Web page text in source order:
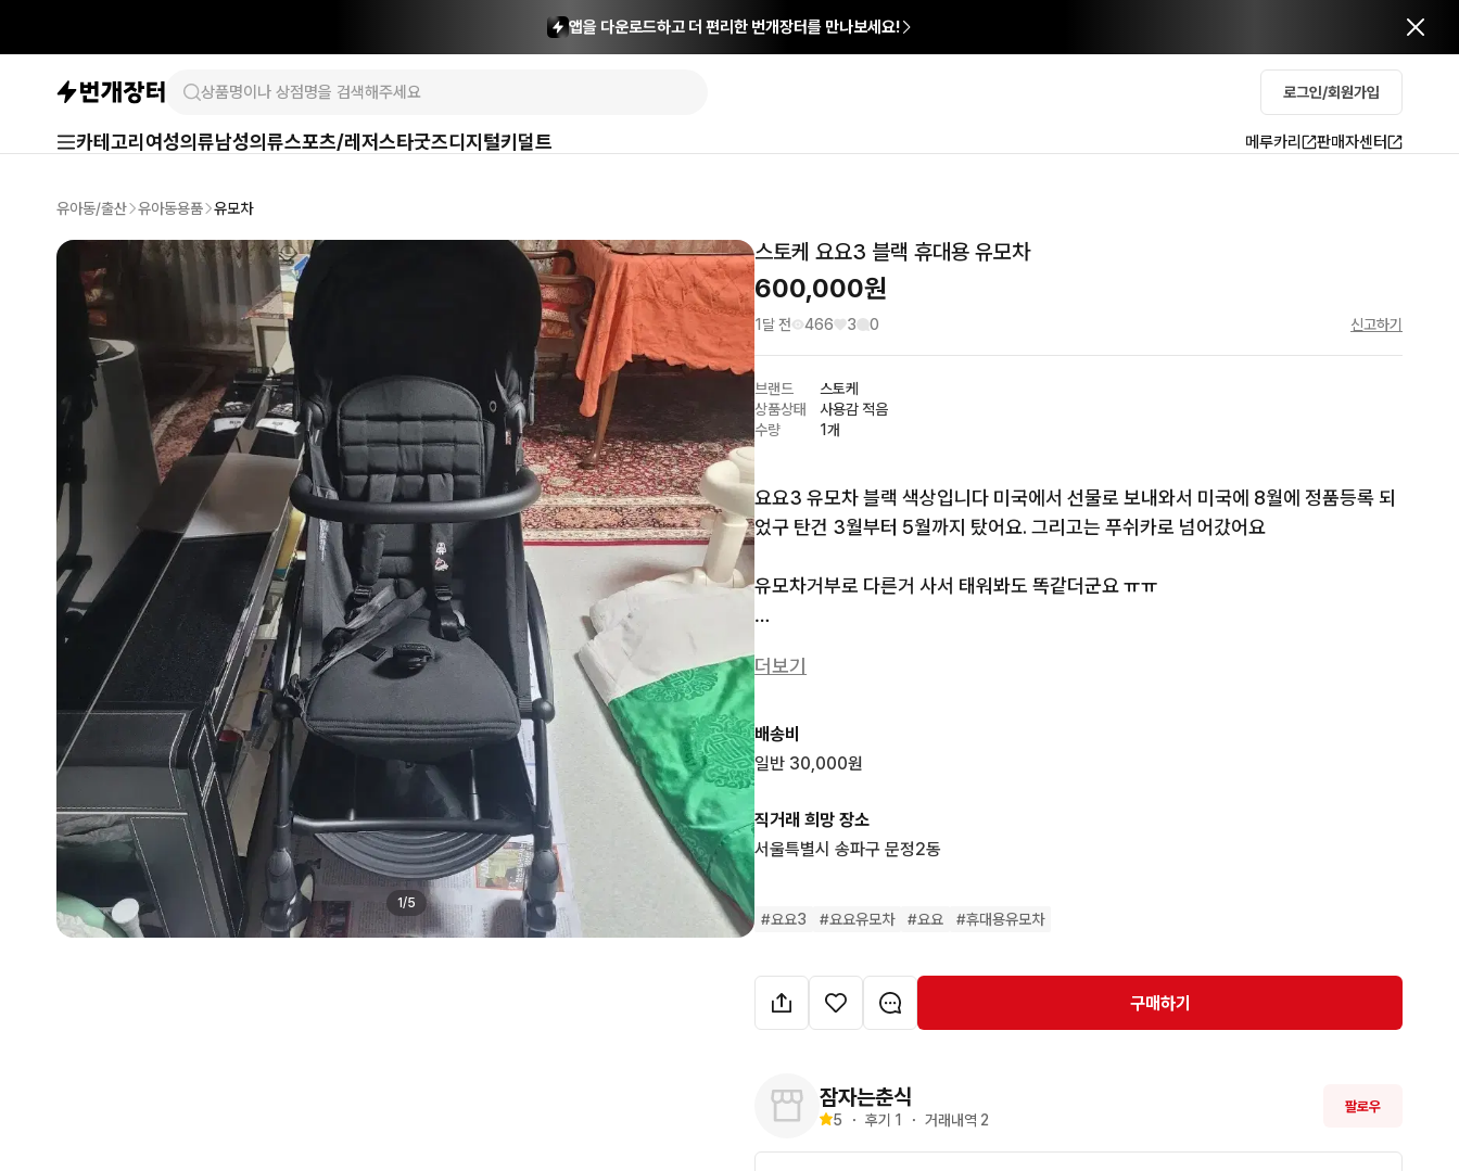
앱을 다운로드하고 더 편리한 번개장터를 만나보세요!
로그인/회원가입
카테고리 여성의류남성의류스포츠/레저스타굿즈디지털키덜트 메루카리 판매자센터
유아동/출산 유아동용품 유모차
1/5
스토케 요요3 블랙 휴대용 유모차
600,000원
1달 전 466 3 0 신고하기
브랜드
스토케
상품상태
사용감 적음
수량
1개
요요3 유모차 블랙 색상입니다 미국에서 선물로 보내와서 미국에 8월에 정품등록 되
었구 탄건 3월부터 5월까지 탔어요. 그리고는 푸쉬카로 넘어갔어요
유모차거부로 다른거 사서 태워봐도 똑같더군요 ㅠㅠ
범퍼바는 아마존에서 따로 구입했어요
더보기
배송비
일반 30,000원
직거래 희망 장소
서울특별시 송파구 문정2동
#요요3 #요요유모차 #요요 #휴대용유모차
구매하기
잠자는춘식
5 ・ 후기 1 ・ 거래내역 2
팔로우